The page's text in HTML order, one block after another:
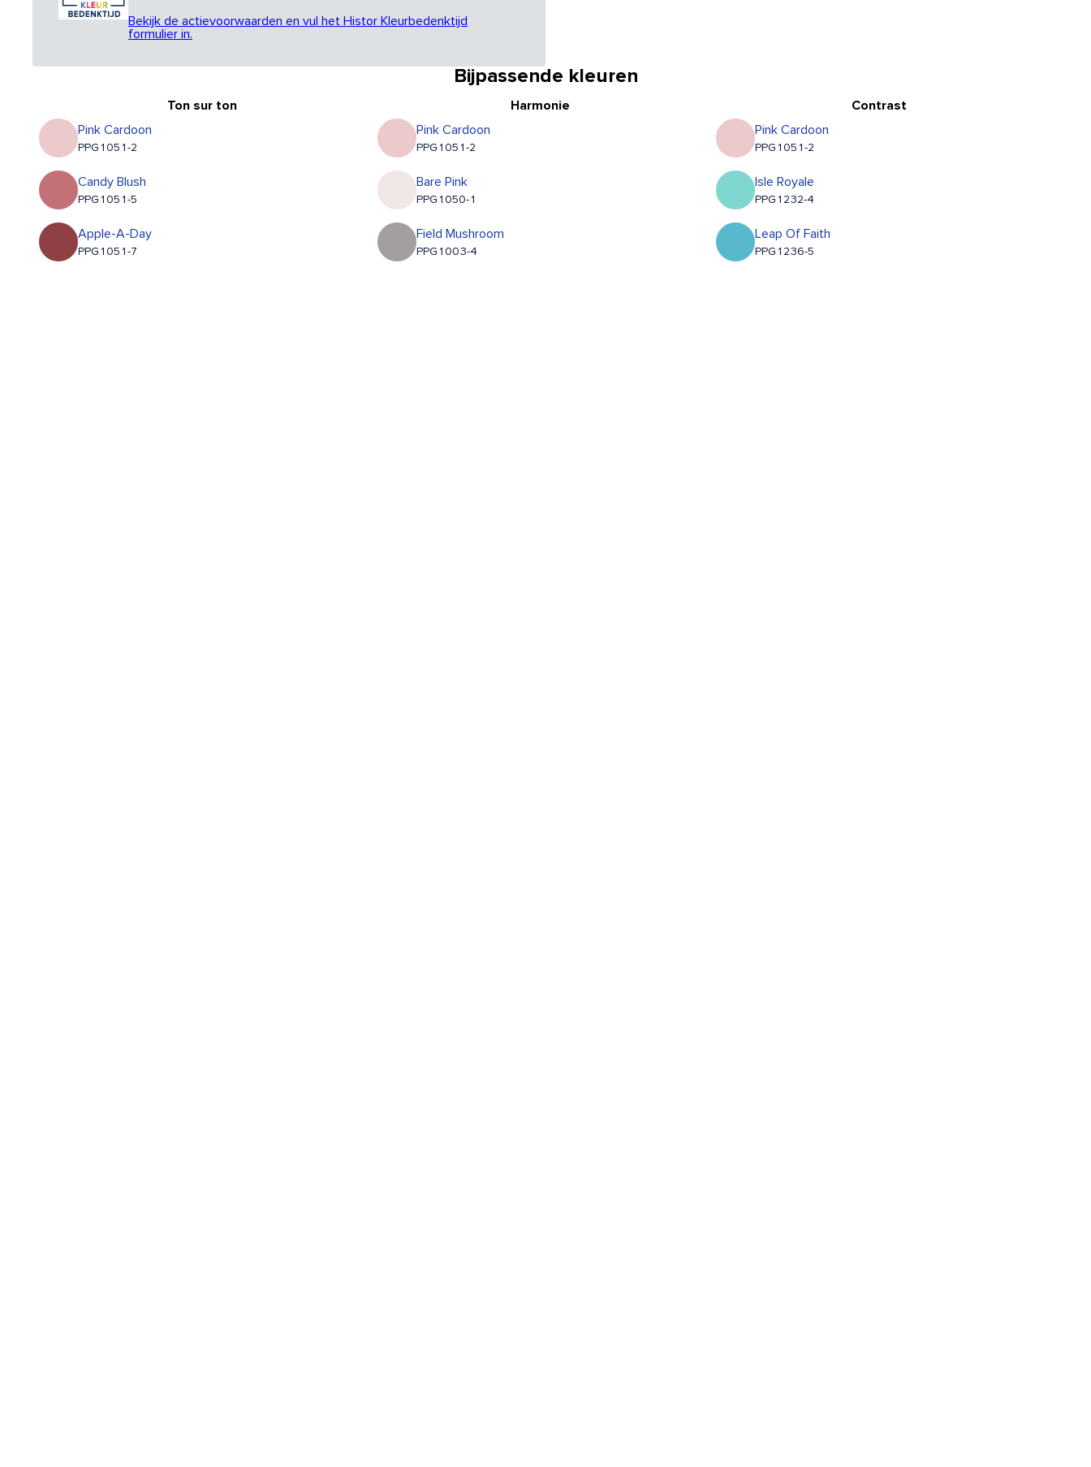
Bekijk de actievoorwaarden en vul het Histor Kleurbedenktijd
formulier in.
Bijpassende kleuren
Ton sur ton
Pink Cardoon
PPG1051-2
Candy Blush
PPG1051-5
Apple-A-Day
PPG1051-7
Harmonie
Pink Cardoon
PPG1051-2
Bare Pink
PPG1050-1
Field Mushroom
PPG1003-4
Contrast
Pink Cardoon
PPG1051-2
Isle Royale
PPG1232-4
Leap Of Faith
PPG1236-5